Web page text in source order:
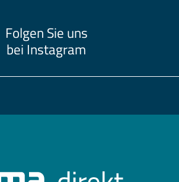
Folgen Sie uns
bei Instagram